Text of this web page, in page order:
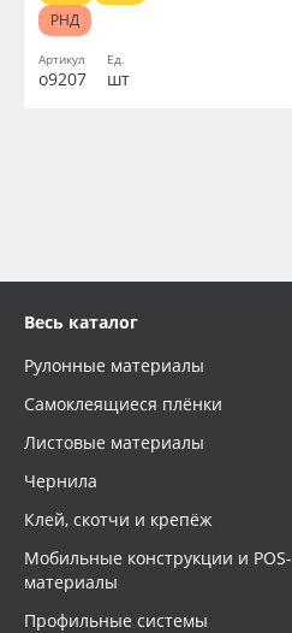
Артикул
о9207
Ед.
шт
РНД
Весь каталог
Рулонные материалы
Самоклеящиеся плёнки
Листовые материалы
Чернила
Клей, скотчи и крепёж
Мобильные конструкции и POS-
материалы
Профильные системы